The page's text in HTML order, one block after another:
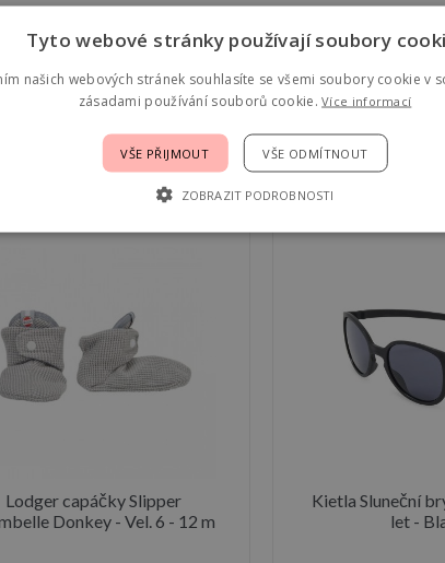
30 x 25 cm
popruhy: 45 cm - 60 cm
Lodger capáčky Slipper
Donkey - Vel. 6 - 12 m
Kietla Sluneční
let -
Tyto webové stránky používají soubory
našich webových stránek souhlasíte se všemi soubory cookie v
zásadami používání souborů cookie.Více informací
VŠE PŘIJMOUT VŠE ODMÍTNOUT
ZOBRAZIT PODROBNOSTI